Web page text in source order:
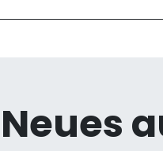
Neues